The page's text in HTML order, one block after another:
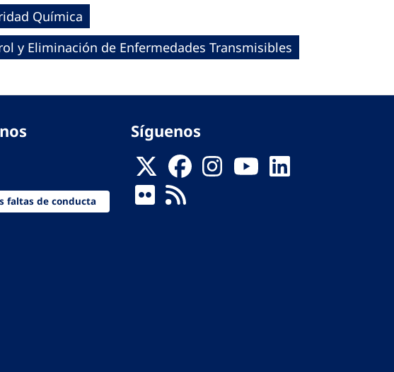
Química
y Eliminación de Enfermedades Transmisibles
faltas de conducta
Síguenos